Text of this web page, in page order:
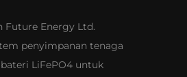
Future Energy Ltd.
penyimpanan tenaga
LiFePO4 untuk